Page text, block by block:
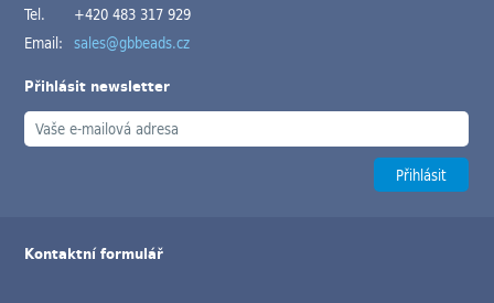
Tel.
+420 483 317 929
Email: sales@gbbeads.cz
Přihlásit newsletter
Kontaktní formulář